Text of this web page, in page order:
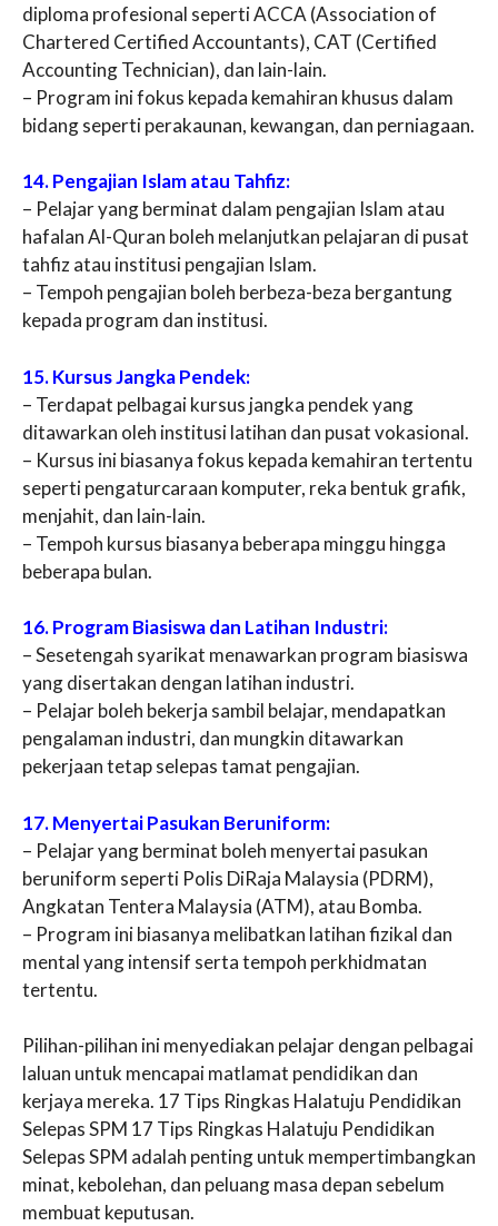
diploma profesional seperti ACCA (Association of
Chartered Certified Accountants), CAT (Certified
Accounting Technician), dan lain-lain.
– Program ini fokus kepada kemahiran khusus dalam
bidang seperti perakaunan, kewangan, dan perniagaan.
14. Pengajian Islam atau Tahfiz:
– Pelajar yang berminat dalam pengajian Islam atau
hafalan Al-Quran boleh melanjutkan pelajaran di pusat
tahfiz atau institusi pengajian Islam.
– Tempoh pengajian boleh berbeza-beza bergantung
kepada program dan institusi.
15. Kursus Jangka Pendek:
– Terdapat pelbagai kursus jangka pendek yang
ditawarkan oleh institusi latihan dan pusat vokasional.
– Kursus ini biasanya fokus kepada kemahiran tertentu
seperti pengaturcaraan komputer, reka bentuk grafik,
menjahit, dan lain-lain.
– Tempoh kursus biasanya beberapa minggu hingga
beberapa bulan.
16. Program Biasiswa dan Latihan Industri:
– Sesetengah syarikat menawarkan program biasiswa
yang disertakan dengan latihan industri.
– Pelajar boleh bekerja sambil belajar, mendapatkan
pengalaman industri, dan mungkin ditawarkan
pekerjaan tetap selepas tamat pengajian.
17. Menyertai Pasukan Beruniform:
– Pelajar yang berminat boleh menyertai pasukan
beruniform seperti Polis DiRaja Malaysia (PDRM),
Angkatan Tentera Malaysia (ATM), atau Bomba.
– Program ini biasanya melibatkan latihan fizikal dan
mental yang intensif serta tempoh perkhidmatan
tertentu.
Pilihan-pilihan ini menyediakan pelajar dengan pelbagai
laluan untuk mencapai matlamat pendidikan dan
kerjaya mereka. 17 Tips Ringkas Halatuju Pendidikan
Selepas SPM 17 Tips Ringkas Halatuju Pendidikan
Selepas SPM adalah penting untuk mempertimbangkan
minat, kebolehan, dan peluang masa depan sebelum
membuat keputusan.